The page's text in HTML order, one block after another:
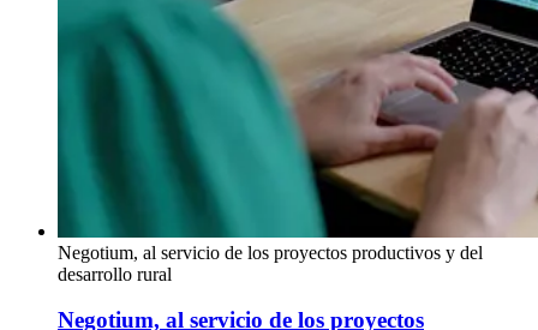
Negotium, al servicio de los proyectos productivos y del
desarrollo rural
Negotium, al servicio de los proyectos